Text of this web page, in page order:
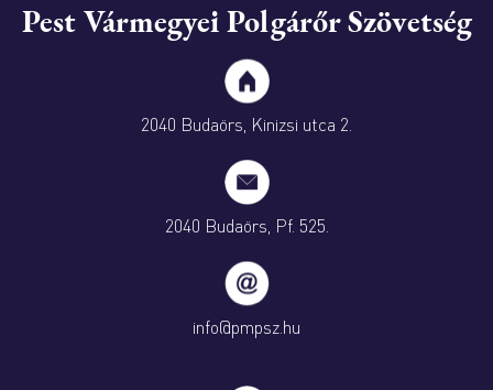
Pest Vármegyei Polgárőr Szövetség
2040 Budaörs, Kinizsi utca 2.
2040 Budaörs, Pf. 525.
info@pmpsz.hu